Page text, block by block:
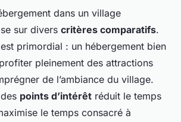
dans un village
sur divers critères comparatifs.
est primordial : un hébergement bien
pleinement des attractions
de l’ambiance du village.
points d’intérêt réduit le temps
le temps consacré à